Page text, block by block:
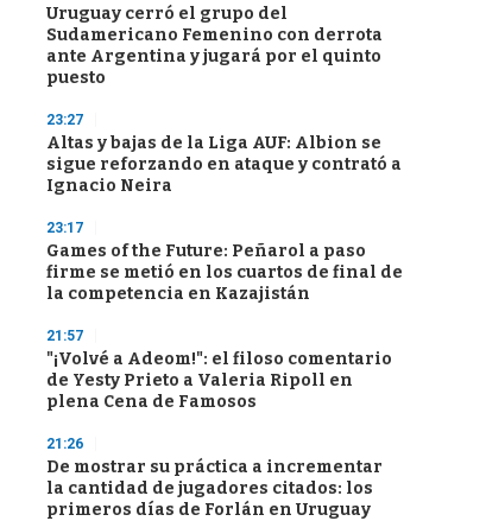
Uruguay cerró el grupo del
Sudamericano Femenino con derrota
ante Argentina y jugará por el quinto
puesto
23:27
Altas y bajas de la Liga AUF: Albion se
sigue reforzando en ataque y contrató a
Ignacio Neira
23:17
Games of the Future: Peñarol a paso
firme se metió en los cuartos de final de
la competencia en Kazajistán
21:57
"¡Volvé a Adeom!": el filoso comentario
de Yesty Prieto a Valeria Ripoll en
plena Cena de Famosos
21:26
De mostrar su práctica a incrementar
la cantidad de jugadores citados: los
primeros días de Forlán en Uruguay